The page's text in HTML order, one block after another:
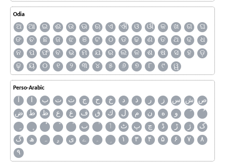
Odia
ଅ ଆ ଇ ଈ ଉ ଊ ଋ ଏ ଐ ଓ ଔ କ ଖ ଗ
ଘ
ଙ
ଚ ଛ ଜ ଝ ଞ ଟ ଠ ଡ ଢ ଣ ତ ଥ ଦ
ଧ
ନ
ପ ଫ ବ ଭ ମ ଯ ର ଲ ଳ ଶ ଷ ସ ହ
ଡ଼
ଢ଼
ୟ ୦ ୧ ୨ ୩ ୪ ୫ ୬ ୭ ୮ ୯ ୱ
Perso-Arabic
آ ا ب ت ث ج ح خ د ذ ر ز س ش ص
ض
ط ظ ع غ ف ق ك ل م ن ه
و
ٮ
ٲ ٹ پ چ ڈ ڑ ژ
ک
گ
ھ ہ ۄ ی ے ۔ ۱ ۳ ۴ ۵ ۶ ۷
۸
۹